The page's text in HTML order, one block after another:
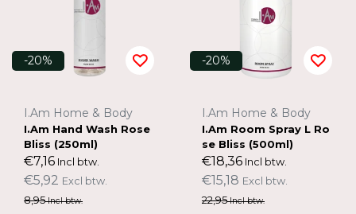
-20%
I.Am Home & Body
I.Am Hand Wash Rose
Bliss (250ml)
€7,16 Incl btw.
€5,92 Excl btw.
8,95Incl btw.
-20%
I.Am Home & Body
I.Am Room Spray L Ro
se Bliss (500ml)
€18,36 Incl btw.
€15,18 Excl btw.
22,95Incl btw.